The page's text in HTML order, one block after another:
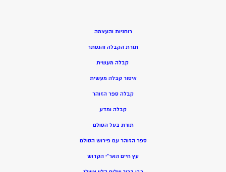
רוחניות והעצמה
תורת הקבלה והנסתר
קבלה מעשית
איסור קבלה מעשית
קבלה ספר הזוהר
קבלה ומדע
תורת בעל הסולם
ספר הזוהר עם פירוש הסולם
עץ חיים האר”י הקדוש